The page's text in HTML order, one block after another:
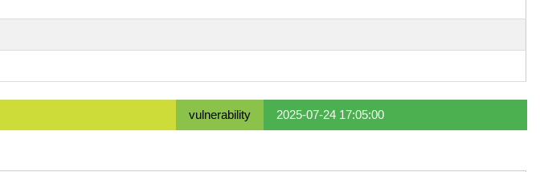
vulnerability 2025-07-24 17:05:00